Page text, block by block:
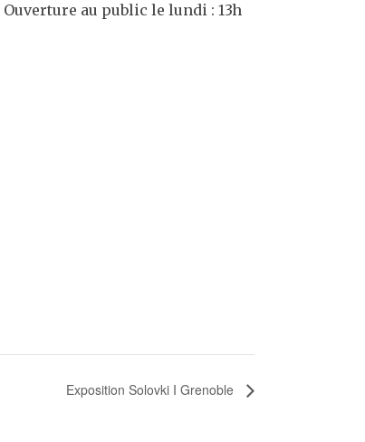
Ouverture au public le lundi : 13h
Exposition Solovki I Grenoble